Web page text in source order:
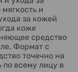
сыворотки
на область
или всё лицо.
за кожей.
и
за кожей
коже
средство
Формат с
точечно на
по всему лицу в